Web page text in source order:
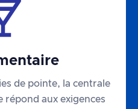
de pointe, la centrale
aux exigences